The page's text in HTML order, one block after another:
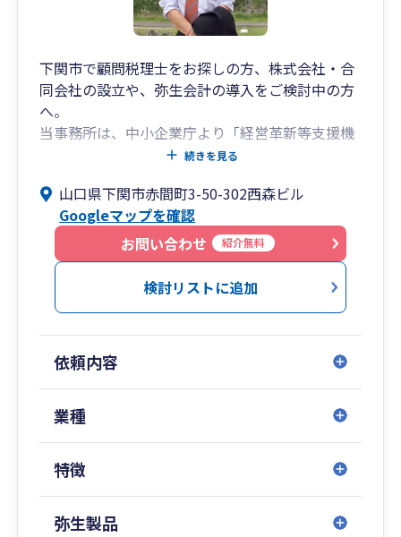
下関市で顧問税理士をお探しの方、株式会社・合
同会社の設立や、弥生会計の導入をご検討中の方
へ。
当事務所は、中小企業庁より「経営革新等支援機
関」の認定を受けております。会社設立によるメ
公庁への届出など、提携先の司法書士と共にすべ
てをサポート致します。
また、後継者への自社株承継にかかる贈与税・相
続税の猶予・免除その他の優遇措置を定めた「事
業承継税制」の適用には、支援機関認定を受けた
税理士の関与が必須です。
身が対応させて頂きます。
「節税」を一つのキーワードとして、専門性の高
いサービスのご提供が可能です。お気軽にご相談
た。
続きを見る
山口県下関市赤間町3-50-302西森ビル
Googleマップを確認
お問い合わせ
紹介無料
検討リストに追加
依頼内容
業種
特徴
弥生製品